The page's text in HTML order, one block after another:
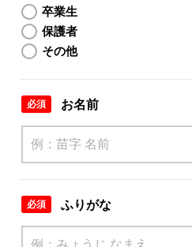
卒業生
保護者
その他
お名前
必須
ふりがな
必須